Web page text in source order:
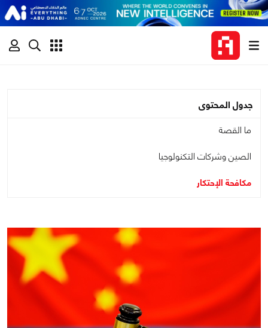
جدول المحتوى
ما القصة
الصين وشركات التكنولوجيا
مكافحة الإحتكار